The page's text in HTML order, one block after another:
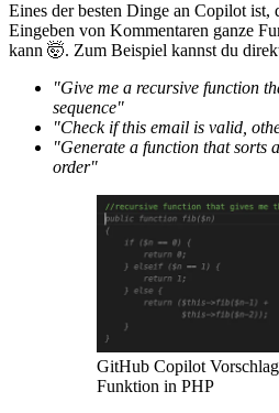
Eines der besten Dinge an Copilot ist,
Eingeben von Kommentaren ganze
kann 🤯. Zum Beispiel kannst du
"Give me a recursive function
sequence"
"Check if this email is valid,
"Generate a function that sorts
order"
GitHub Copilot
Funktion in PHP